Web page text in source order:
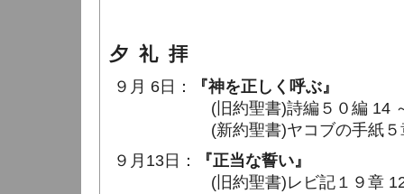
夕 礼 拝
９月 6日：
『神を正しく呼ぶ』
(旧約聖書)詩編５０編 14 ～
(新約聖書)ヤコブの手紙５
９月13日：
『正当な誓い』
(旧約聖書)レビ記１９章 12